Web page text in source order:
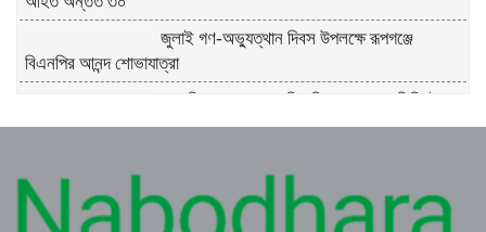
জুলাই গণ-অভ্যুত্থান দিবস উপলক্ষে রূপগঞ্জে
বিএনপির আনন্দ শোভাযাত্রা
প্রকৃতির কোলে সংস্কৃতির মিলনমেলায় প্রতিদিনই
ইতিহাস লিখছে কুমিল্লার সুপ্রভাত মঞ্চ